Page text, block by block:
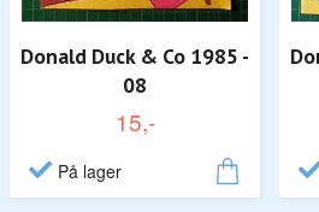
Donald Duck & Co 1985 -
08
15,-
På lager